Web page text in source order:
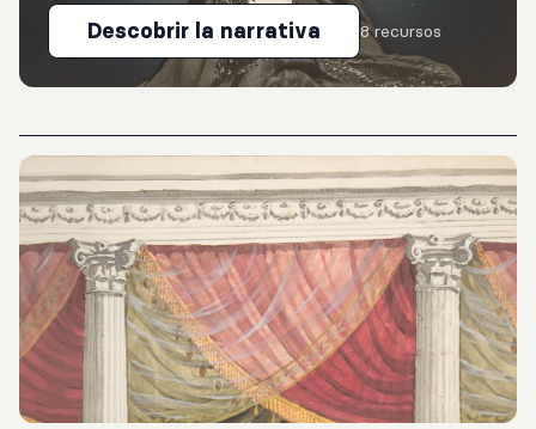
observa...
Descobrir la narrativa 8 recursos